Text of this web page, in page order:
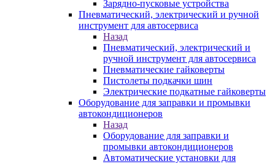
Зарядно-пусковые устройства
Пневматический, электрический и ручной
инструмент для автосервиса
Назад
Пневматический, электрический и
ручной инструмент для автосервиса
Пневматические гайковерты
Пистолеты подкачки шин
Электрические подкатные гайковерты
Оборудование для заправки и промывки
автокондиционеров
Назад
Оборудование для заправки и
промывки автокондиционеров
Автоматические установки для